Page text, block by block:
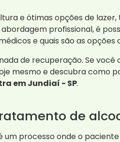
e ótimas opções de
profissional, é
e quais são as
de recuperação. Se
mesmo e descubra como
em Jundiaí - SP.
de
processo onde o